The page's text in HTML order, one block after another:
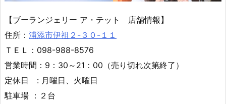
【ブーランジェリー ア・テット 店舗情報】
住所： 浦添市伊祖２-３０-１１
ＴＥＬ：098-988-8576
営業時間：9：30～21：00（売り切れ次第終了）
定休日 : 月曜日、火曜日
駐車場 ：２台